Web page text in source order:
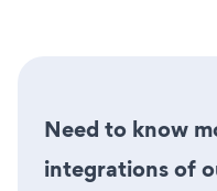
Need to know
integrations of